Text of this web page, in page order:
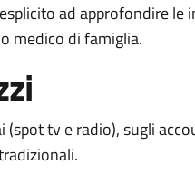
ad approfondire le
medico di famiglia.
(spot tv e radio), sugli